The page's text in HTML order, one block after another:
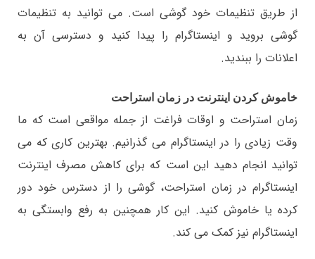
از طریق تنظیمات خود گوشی است. می توانید به تنظیمات
گوشی بروید و اینستاگرام را پیدا کنید و دسترسی آن به
اعلانات را ببندید.
خاموش کردن اینترنت در زمان استراحت
زمان استراحت و اوقات فراغت از جمله مواقعی است که ما
وقت زیادی را در اینستاگرام می گذرانیم. بهترین کاری که می
توانید انجام دهید این است که برای کاهش مصرف اینترنت
اینستاگرام در زمان استراحت، گوشی را از دسترس خود دور
کرده یا خاموش کنید. این کار همچنین به رفع وابستگی به
اینستاگرام نیز کمک می کند.